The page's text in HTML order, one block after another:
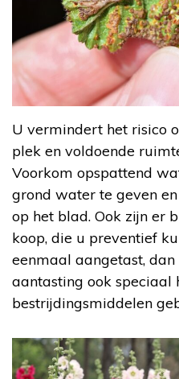
U vermindert het risico
plek en voldoende
Voorkom opspattend
grond water te geven
op het blad. Ook zijn er
koop, die u preventief
eenmaal aangetast,
aantasting ook speciaal
bestrijdingsmiddelen